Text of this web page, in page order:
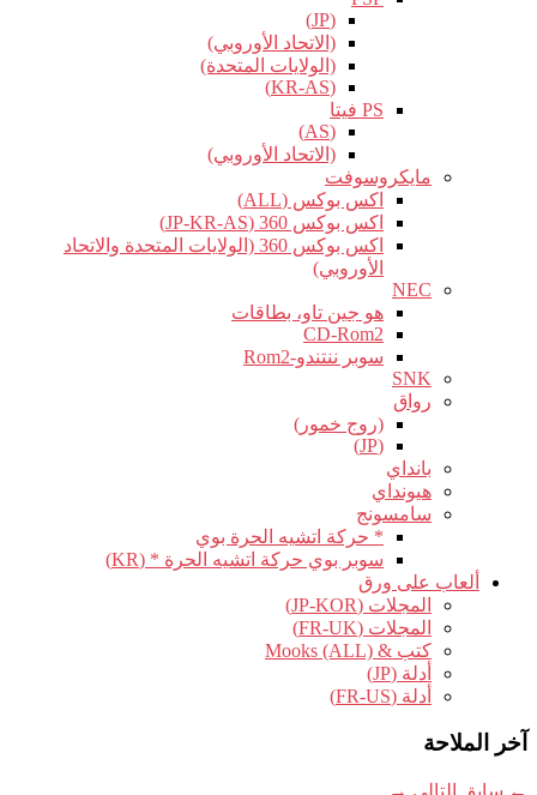
(JP)
(الاتحاد الأوروبي)
(الولايات المتحدة)
(KR-AS)
PS فيتا
(AS)
(الاتحاد الأوروبي)
مايكروسوفت
اكس بوكس (ALL)
اكس بوكس 360 (JP-KR-AS)
اكس بوكس 360 (الولايات المتحدة والاتحاد
الأوروبي)
NEC
هو جين تاو، بطاقات
CD-Rom2
سوبر ننتندو-Rom2
SNK
رواق
(روج خمور)
(JP)
بانداي
هيونداي
سامسونج
* حركة اتشيه الحرة بوي
سوبر بوي حركة اتشيه الحرة * (KR)
ألعاب على ورق
المجلات (JP-KOR)
المجلات (FR-UK)
كتب & Mooks (ALL)
أدلة (JP)
أدلة (FR-US)
آخر الملاحة
← سابق التالي →